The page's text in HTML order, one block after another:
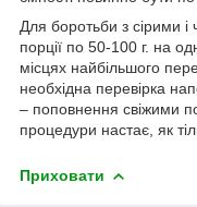
Для боротьби з сірими
порції по 50-100 г. на
місцях найбільшого
необхідна перевірка
– поповнення свіжими
процедури настає, як
Приховати